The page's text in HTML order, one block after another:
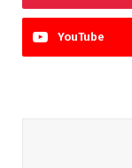
YouTube